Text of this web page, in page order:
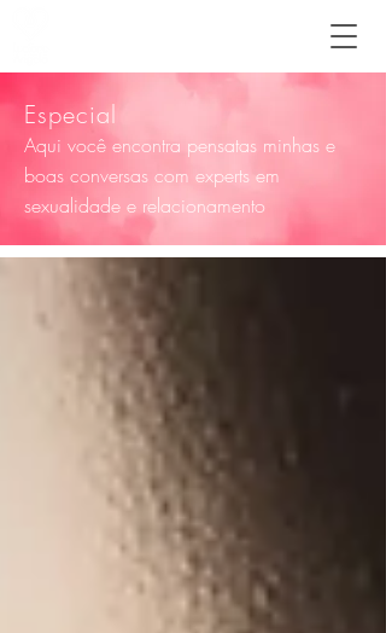
Especial
Aqui você encontra pensatas minhas e
boas conversas com experts em
sexualidade e relacionamento